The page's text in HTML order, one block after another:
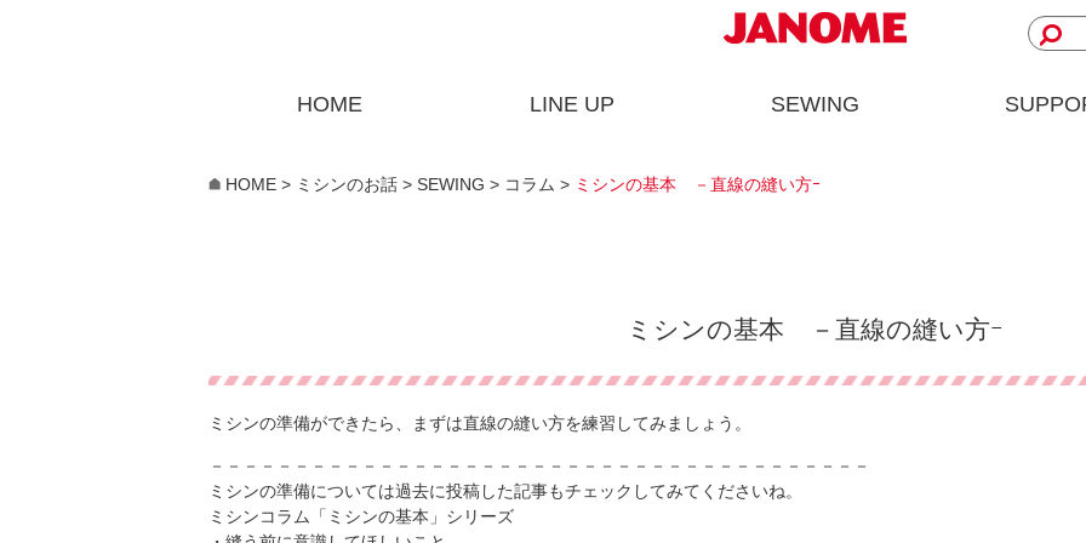
HOME LINE UP SEWING
HOME > ミシンのお話 > SEWING > コラム > ミシンの基本 －直線の縫い方ｰ
ミシンの基本 －直線の縫い方ｰ
ミシンの準備ができたら、まずは直線の縫い方を練習してみましょう。
－－－－－－－－－－－－－－－－－－－－－－－－－－－－－－－－－－－－－－－
ミシンの準備については過去に投稿した記事もチェックしてみてくださいね。
ミシンコラム「ミシンの基本」シリーズ